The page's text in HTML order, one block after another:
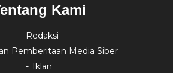
Kami
Redaksi
Pemberitaan Media Siber
Iklan